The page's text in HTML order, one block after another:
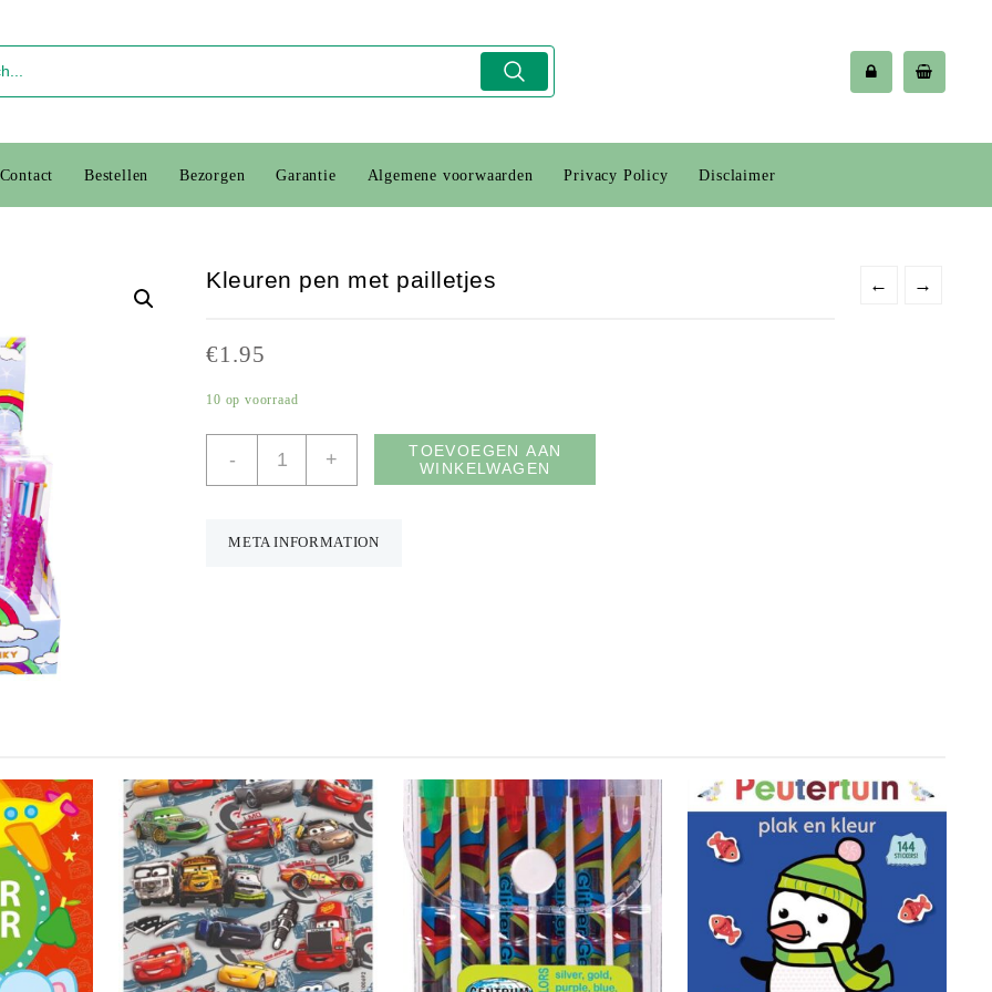
Contact Bestellen Bezorgen Garantie Algemene voorwaarden Privacy Policy Disclaimer
← →
Kleuren pen met pailletjes
€1.95
10 op voorraad
-
pen
aantal
+
TOEVOEGEN AAN
WINKELWAGEN
META INFORMATION